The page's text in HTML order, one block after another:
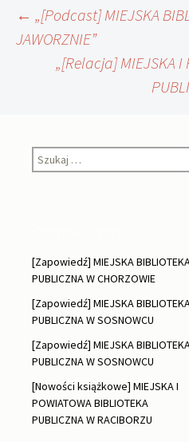
Nawigacja
wpisu
← „[Podcast] MIEJSKA
JAWORZNIE”
„[Relacja] MIEJSKA I
Szukaj:
[Zapowiedź] MIEJSKA
PUBLICZNA W CHORZOWIE
[Zapowiedź] MIEJSKA
PUBLICZNA W SOSNOWCU
[Zapowiedź] MIEJSKA
PUBLICZNA W SOSNOWCU
[Nowości książkowe] MIEJSKA I
POWIATOWA BIBLIOTEKA
PUBLICZNA W RACIBORZU